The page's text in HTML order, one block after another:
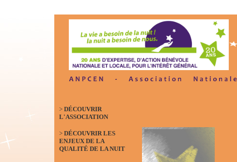
> DÉCOUVRIR
L'ASSOCIATION
> DÉCOUVRIR LES
ENJEUX DE LA
QUALITÉ DE LA NUIT